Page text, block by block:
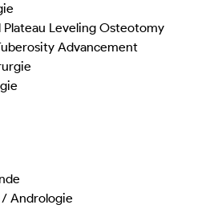
Plateau Leveling Osteotomy
Advancement
Andrologie